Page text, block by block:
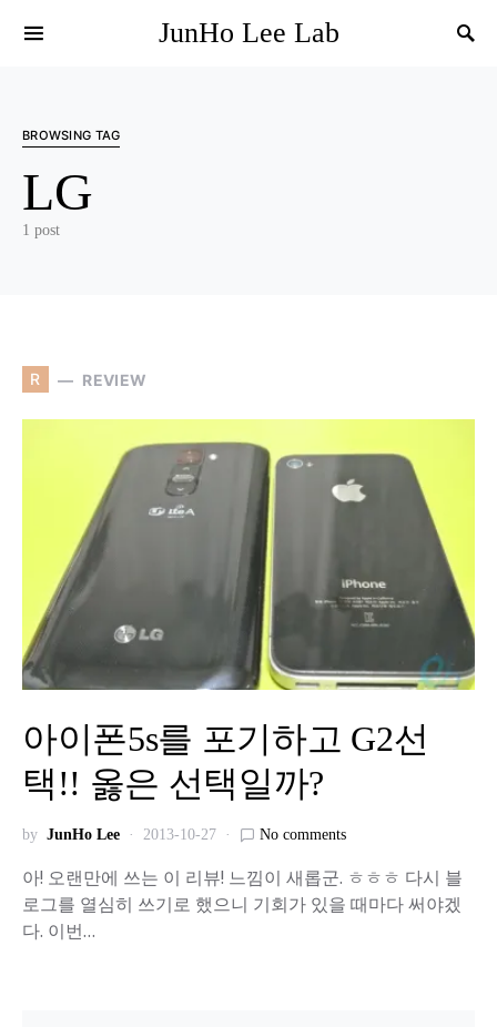
JunHo Lee Lab
BROWSING TAG
LG
1 post
R REVIEW
아이폰5s를 포기하고 G2선
택!! 옳은 선택일까?
by JunHo Lee 2013-10-27 No comments
아! 오랜만에 쓰는 이 리뷰! 느낌이 새롭군. ㅎㅎㅎ 다시 블
로그를 열심히 쓰기로 했으니 기회가 있을 때마다 써야겠
다. 이번…